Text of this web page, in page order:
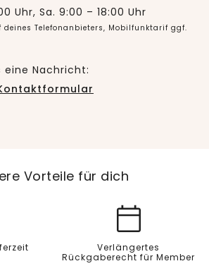
Uhr, Sa. 9:00 – 18:00 Uhr
deines Telefonanbieters, Mobilfunktarif ggf.
Nachricht:
Vorteile für dich
Verlängertes
Rückgaberecht für Member